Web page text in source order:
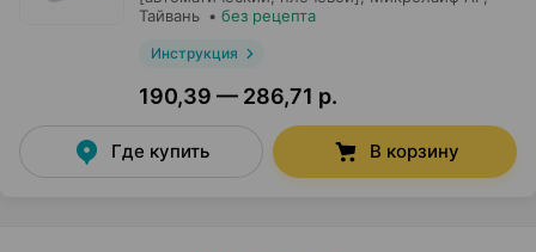
Тайвань • без рецепта
Инструкция
190,39 — 286,71 р.
Где купить В корзину